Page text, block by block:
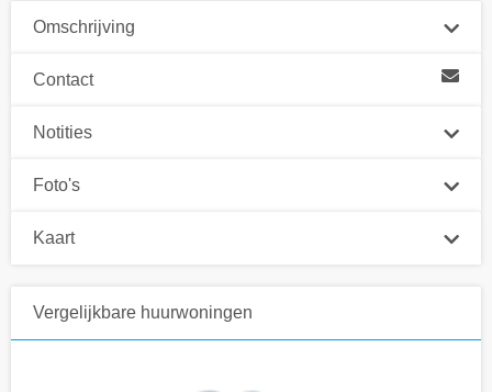
Omschrijving
Contact
Notities
Foto's
Kaart
Vergelijkbare huurwoningen